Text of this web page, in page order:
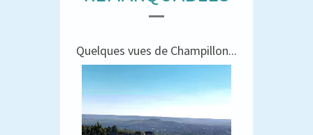
Quelques vues de Champillon...